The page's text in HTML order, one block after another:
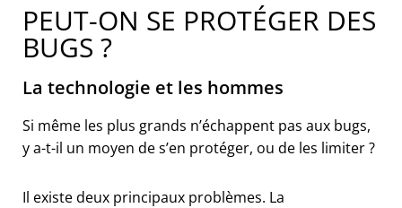
PEUT-ON SE PROTÉGER DES
BUGS ?
La technologie et les hommes
Si même les plus grands n’échappent pas aux bugs,
y a-t-il un moyen de s’en protéger, ou de les limiter ?
Il existe deux principaux problèmes. La